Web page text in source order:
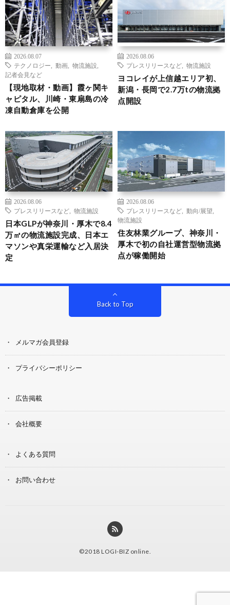
2026.08.07
テクノロジー
動画 物流施設
記者会見など
【現地取材・動画】霞ヶ関キ
ャピタル、川崎・東扇島の冷
凍自動倉庫を公開
2026.08.06
プレスリリースなど
物流施設
ヨコレイが上信越エリア初、
新潟・長岡で2.7万tの物流拠
点開設
2026.08.06
プレスリリースなど
物流施設
日本GLPが神奈川・厚木で8.4
万㎡の物流施設完成、日本エ
マソンや真栄運輸など入居決
定
2026.08.06
プレスリリースなど
動向/展望
物流施設
住友林業グループ、神奈川・
厚木で初の自社運営型物流拠
点が稼働開始
Back to Top
メルマガ会員登録
プライバシーポリシー
広告掲載
会社概要
よくある質問
お問い合わせ
©2018 LOGI-BIZ online.